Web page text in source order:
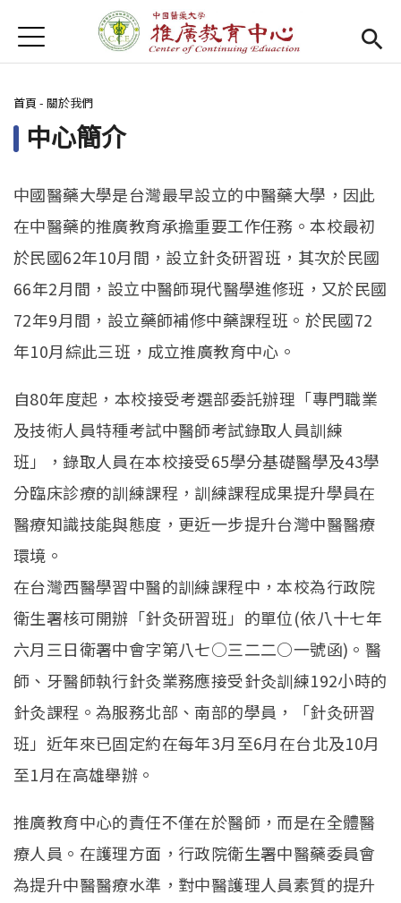
首頁
首頁
Open submenu (關於我們)
關於我們
最新消息
課程報名系統(link is external)
檔案下載
匯款資訊
學校首頁 (link is external)
樂齡專區
English
Jump to Navigation
Jump to Main content
您在這裡
首頁 - 關於我們
中心簡介
中國醫藥大學是台灣最早設立的中醫藥大學，因此
在中醫藥的推廣教育承擔重要工作任務。本校最初
於民國62年10月間，設立針灸研習班，其次於民國
66年2月間，設立中醫師現代醫學進修班，又於民國
72年9月間，設立藥師補修中藥課程班。於民國72
年10月綜此三班，成立推廣教育中心。
自80年度起，本校接受考選部委託辦理「專門職業
及技術人員特種考試中醫師考試錄取人員訓練
班」，錄取人員在本校接受65學分基礎醫學及43學
分臨床診療的訓練課程，訓練課程成果提升學員在
醫療知識技能與態度，更近一步提升台灣中醫醫療
環境。
在台灣西醫學習中醫的訓練課程中，本校為行政院
衛生署核可開辦「針灸研習班」的單位(依八十七年
六月三日衛署中會字第八七○三二二○一號函)。醫
師、牙醫師執行針灸業務應接受針灸訓練192小時的
針灸課程。為服務北部、南部的學員，「針灸研習
班」近年來已固定約在每年3月至6月在台北及10月
至1月在高雄舉辦。
推廣教育中心的責任不僅在於醫師，而是在全體醫
療人員。在護理方面，行政院衛生署中醫藥委員會
為提升中醫醫療水準，對中醫護理人員素質的提升